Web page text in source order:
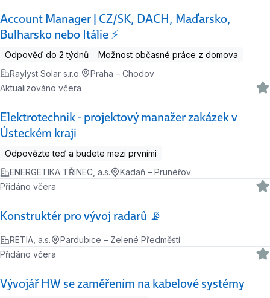
Account Manager | CZ/SK, DACH, Maďarsko,
Bulharsko nebo Itálie ⚡
Odpověď do 2 týdnů
Možnost občasné práce z domova
Raylyst Solar s.r.o.
Praha – Chodov
Elektrotechnik - projektový manažer zakázek v
Ústeckém kraji
Aktualizováno včera
Odpovězte teď a budete mezi prvními
ENERGETIKA TŘINEC, a.s.
Kadaň – Prunéřov
Konstruktér pro vývoj radarů 📡
Přidáno včera
RETIA, a.s. Pardubice – Zelené Předměstí
Vývojář HW se zaměřením na kabelové systémy
Přidáno včera